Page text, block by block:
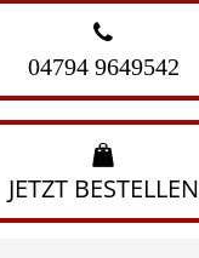
04794 9649542
JETZT BESTELLEN